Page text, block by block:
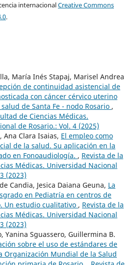
internacionalCreative Commons
.
María Inés Stapaj, Marisel Andrea
de continuidad asistencial de
con cáncer cérvico uterino
de Santa Fe - nodo Rosario ,
de Ciencias Médicas.
de Rosario.: Vol. 4 (2025)
Ana Clara Isaias, El empleo como
de la salud. Su aplicación en la
en Fonoaudiología. , Revista de la
Médicas. Universidad Nacional
(2023)
Candia, Jesica Daiana Geuna, La
en Pediatría en centros de
Un estudio cualitativo , Revista de la
Médicas. Universidad Nacional
(2023)
Yanina Sguassero, Guillermina B.
sobre el uso de estándares de
Organización Mundial de la Salud